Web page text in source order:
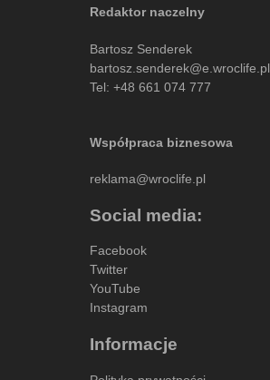
Redaktor naczelny
Bartosz Senderek
bartosz.senderek@e.wroclife.pl
Tel: +48 661 074 777
Współpraca biznesowa
reklama@wroclife.pl
Social media:
Facebook
Twitter
YouTube
Instagram
Informacje